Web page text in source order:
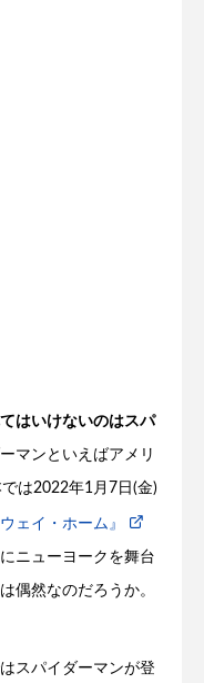
はいけないのはスパ
マンといえばアメリ
は2022年1月7日(金)
ェイ・ホーム』
ニューヨークを舞台
偶然なのだろうか。
スパイダーマンが登